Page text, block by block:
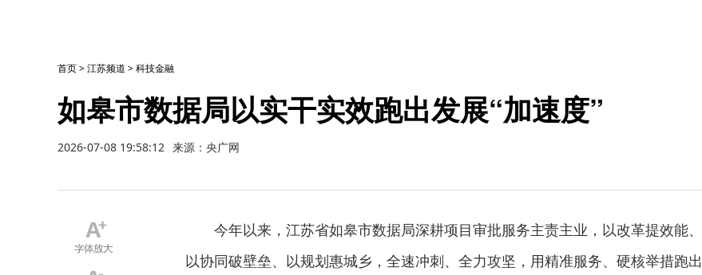
首页>江苏频道 >科技金融
如皋市数据局以实干实效跑出发展“加速度”
2026-07-08 19:58:12 来源：央广网
今年以来，江苏省如皋市数据局深耕项目审批服务主责主业，以改革提效能、
以协同破壁垒、以规划惠城乡，全速冲刺、全力攻坚，用精准服务、硬核举措跑出